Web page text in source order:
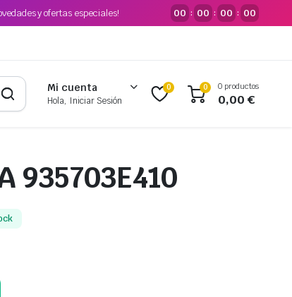
y ofertas especiales! 00 : 00 : 00 : 00
Mi cuenta
Hola, Iniciar Sesión
0 0 0 productos
0,00€
935703E410